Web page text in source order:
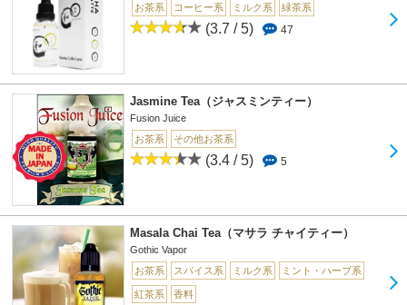
お茶系
コーヒー系 ミルク系 緑茶系
(3.7 / 5) 47
Jasmine Tea（ジャスミンティー）
Fusion Juice
お茶系
その他お茶系
(3.4 / 5) 5
Masala Chai Tea（マサラ チャイティー）
Gothic Vapor
お茶系
スパイス系 ミルク系 ミント・ハーブ系
紅茶系 香料